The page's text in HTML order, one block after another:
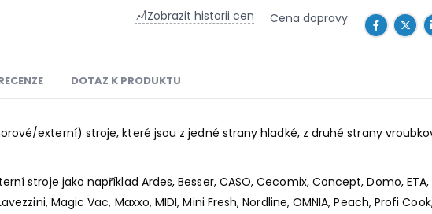
Zobrazit historii cen Cena dopravy
DOTAZ K PRODUKTU
externí) stroje, které jsou z jedné strany hladké, z druhé strany
stroje jako například Ardes, Besser, CASO, Cecomix, Concept, Domo, ETA,
Magic Vac, Maxxo, MIDI, Mini Fresh, Nordline, OMNIA, Peach, Profi